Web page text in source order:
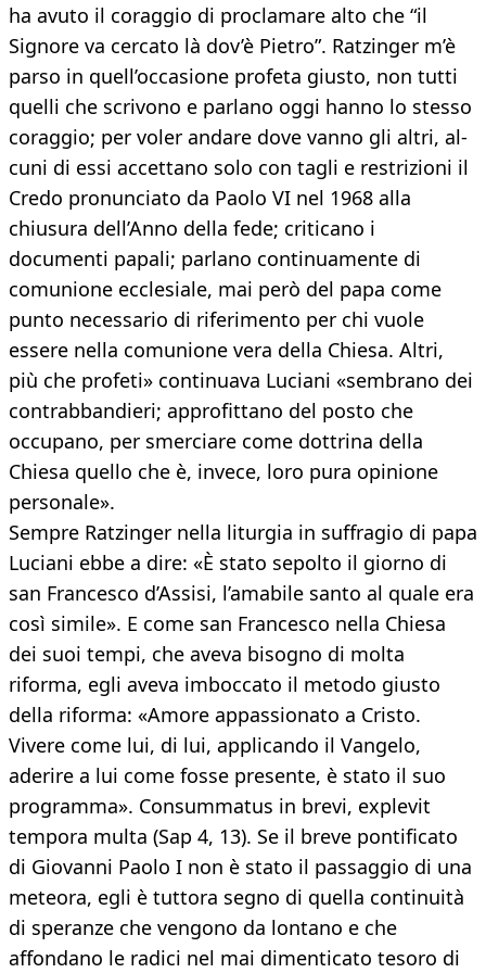
ha avuto il coraggio di proclamare alto che “il
Signore va cercato là dov’è Pietro”. Ratzinger m’è
parso in quell’occasione profeta giusto, non tutti
quelli che scrivono e parlano oggi hanno lo stesso
coraggio; per voler andare dove vanno gli altri, al-
cuni di essi accettano solo con tagli e restrizioni il
Credo pronunciato da Paolo VI nel 1968 alla
chiusura dell’Anno della fede; criticano i
documenti papali; parlano continuamente di
comunione ecclesiale, mai però del papa come
punto necessario di riferimento per chi vuole
essere nella comunione vera della Chiesa. Altri,
più che profeti» continuava Luciani «sembrano dei
contrabbandieri; approfittano del posto che
occupano, per smerciare come dottrina della
Chiesa quello che è, invece, loro pura opinione
personale».
Sempre Ratzinger nella liturgia in suffragio di papa
Luciani ebbe a dire: «È stato sepolto il giorno di
san Francesco d’Assisi, l’amabile santo al quale era
così simile». E come san Francesco nella Chiesa
dei suoi tempi, che aveva bisogno di molta
riforma, egli aveva imboccato il metodo giusto
della riforma: «Amore appassionato a Cristo.
Vivere come lui, di lui, applicando il Vangelo,
aderire a lui come fosse presente, è stato il suo
programma». Consummatus in brevi, explevit
tempora multa (Sap 4, 13). Se il breve pontificato
di Giovanni Paolo I non è stato il passaggio di una
meteora, egli è tuttora segno di quella continuità
di speranze che vengono da lontano e che
affondano le radici nel mai dimenticato tesoro di